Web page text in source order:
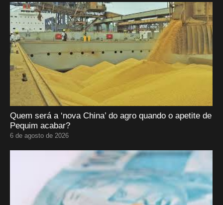
Quem será a ‘nova China’ do agro quando o apetite de
Pequim acabar?
6 de agosto de 2026